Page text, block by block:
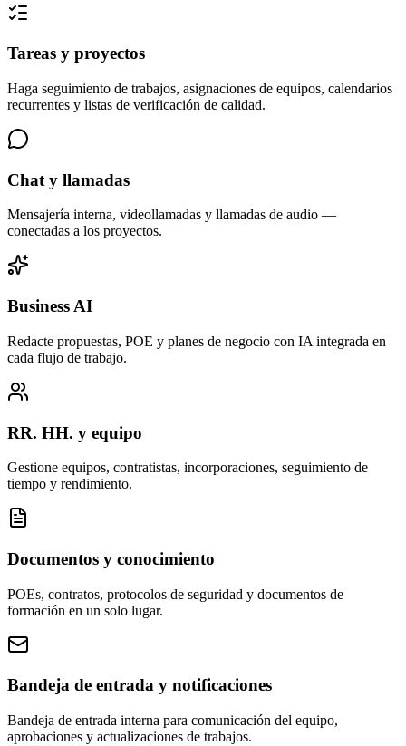
Tareas y proyectos
Haga seguimiento de trabajos, asignaciones de equipos, calendarios
recurrentes y listas de verificación de calidad.
Chat y llamadas
Mensajería interna, videollamadas y llamadas de audio —
conectadas a los proyectos.
Business AI
Redacte propuestas, POE y planes de negocio con IA integrada en
cada flujo de trabajo.
RR. HH. y equipo
Gestione equipos, contratistas, incorporaciones, seguimiento de
tiempo y rendimiento.
Documentos y conocimiento
POEs, contratos, protocolos de seguridad y documentos de
formación en un solo lugar.
Bandeja de entrada y notificaciones
Bandeja de entrada interna para comunicación del equipo,
aprobaciones y actualizaciones de trabajos.